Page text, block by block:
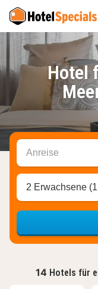
Hotel
Anreise
2 Erwachsene
14 Hotels für